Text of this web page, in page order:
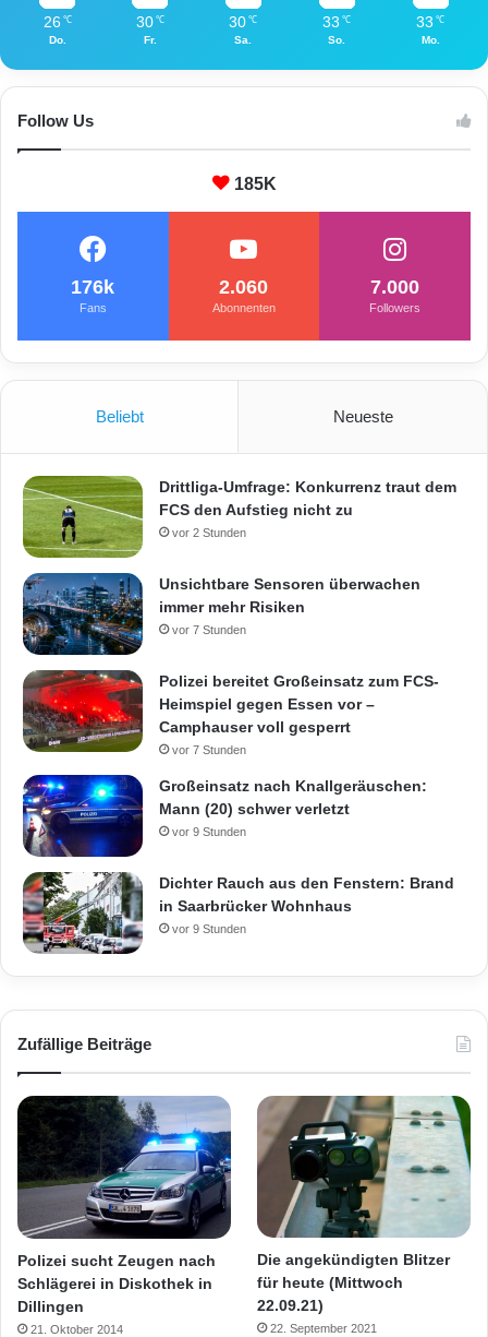
26 ℃
Do.
30 ℃
Fr.
30 ℃
Sa.
33 ℃
So.
33 ℃
Mo.
Follow Us
185K
176k
Fans
2.060
Abonnenten
7.000
Followers
Beliebt Neueste
Drittliga-Umfrage: Konkurrenz traut dem
FCS den Aufstieg nicht zu
vor 2 Stunden
Unsichtbare Sensoren überwachen
immer mehr Risiken
vor 7 Stunden
Polizei bereitet Großeinsatz zum FCS-
Heimspiel gegen Essen vor –
Camphauser voll gesperrt
vor 7 Stunden
Großeinsatz nach Knallgeräuschen:
Mann (20) schwer verletzt
vor 9 Stunden
Dichter Rauch aus den Fenstern: Brand
in Saarbrücker Wohnhaus
vor 9 Stunden
Zufällige Beiträge
Polizei sucht Zeugen nach
Schlägerei in Diskothek in
Dillingen
21. Oktober 2014
Die angekündigten Blitzer
für heute (Mittwoch
22.09.21)
22. September 2021